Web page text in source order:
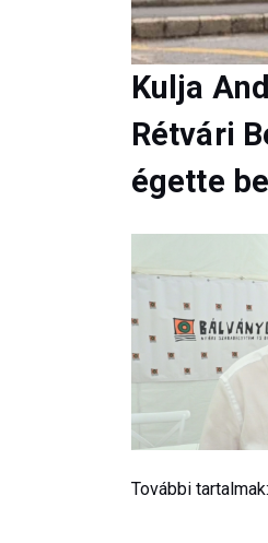
Kulja
Rétvári
égette be
További tartalmak: